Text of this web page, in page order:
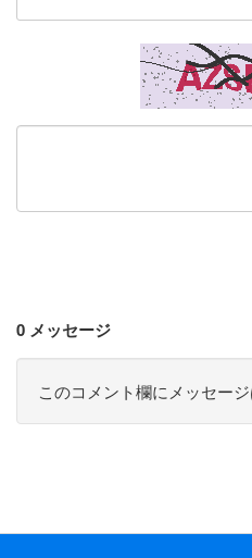
0 メッセージ
このコメント欄にメッセージ